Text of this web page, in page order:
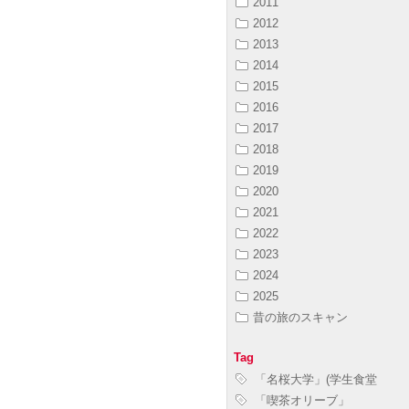
2012
2013
2014
2015
2016
2017
2018
2019
2020
2021
2022
2023
2024
2025
昔の旅のスキャン
Tag
「名桜大学」(学生食堂
「喫茶オリーブ」